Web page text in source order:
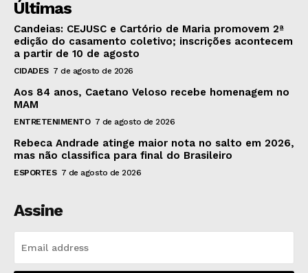
Últimas
Candeias: CEJUSC e Cartório de Maria promovem 2ª
edição do casamento coletivo; inscrições acontecem
a partir de 10 de agosto
CIDADES 7 de agosto de 2026
Aos 84 anos, Caetano Veloso recebe homenagem no
MAM
ENTRETENIMENTO 7 de agosto de 2026
Rebeca Andrade atinge maior nota no salto em 2026,
mas não classifica para final do Brasileiro
ESPORTES 7 de agosto de 2026
Assine